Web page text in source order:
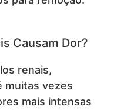
Causam Dor?
renais,
muitas vezes
mais intensas